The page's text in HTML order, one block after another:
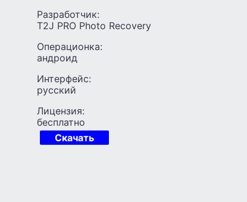
Разработчик:
T2J PRO Photo Recovery
Операционка:
андроид
Интерфейс:
русский
Лицензия:
бесплатно
Скачать